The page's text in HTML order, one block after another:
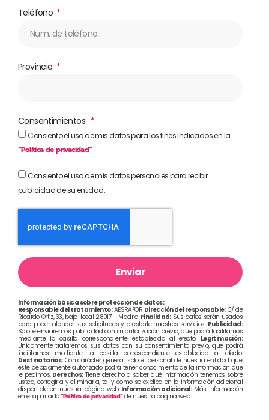
Teléfono
Provincia
Consentimientos:
Consiento el uso de mis datos para los fines indicados en la
“Política de privacidad”
Consiento el uso de mis datos personales para recibir
publicidad de su entidad.
Enviar
Información básica sobre protección de datos:
Responsable del tratamiento:AESRAFOR Dirección del responsable:C/ de
Ricardo Ortiz, 33, bajo-local 28017 – Madrid Finalidad:Sus datos serán usados
para poder atender sus solicitudes y prestarle nuestros servicios. Publicidad:
Solo le enviaremos publicidad con su autorización previa, que podrá facilitarnos
mediante la casilla correspondiente establecida al efecto. Legitimación:
Únicamente trataremos sus datos con su consentimiento previo, que podrá
facilitarnos mediante la casilla correspondiente establecida al efecto.
Destinatarios:Con carácter general, sólo el personal de nuestra entidad que
esté debidamente autorizado podrá tener conocimiento de la información que
le pedimos.Derechos:Tiene derecho a saber qué información tenemos sobre
usted, corregirla y eliminarla, tal y como se explica en la información adicional
disponible en nuestra página web.Información adicional:Más información
en el apartado“Política de privacidad”de nuestra página web